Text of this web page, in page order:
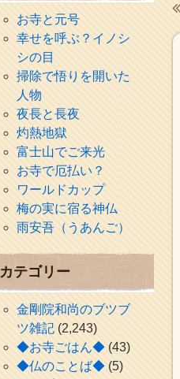
お寺と元号
幸せを呼ぶ？イノシ
シの目
掃除で悟りを開いた
人物
夜長と長夜
灼熱地獄
富士山でご来光
お寺で厄払い？
ワールドカップ
梅の実に宿る神仏
雨安吾（うあんご）
カテゴリー
金剛院和尚のブツブ
ツ雑記(2,243)
◆お寺ごはん◆(43)
◆仏のことば◆(5)